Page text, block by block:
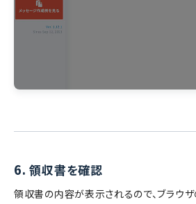
6. 領収書を確認
領収書の内容が表示されるので、ブラウ